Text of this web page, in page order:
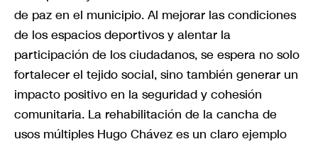
de paz en el municipio. Al mejorar las condiciones
de los espacios deportivos y alentar la
participación de los ciudadanos, se espera no solo
fortalecer el tejido social, sino también generar un
impacto positivo en la seguridad y cohesión
comunitaria. La rehabilitación de la cancha de
usos múltiples Hugo Chávez es un claro ejemplo